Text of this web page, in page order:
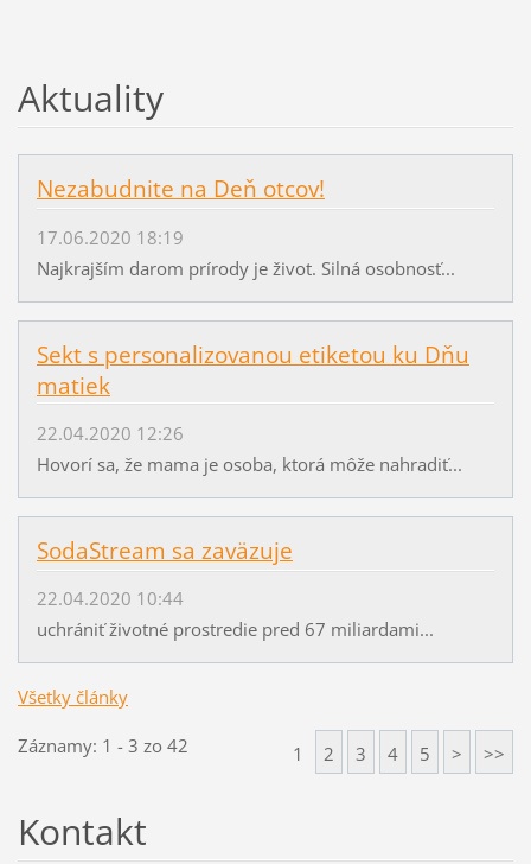
Aktuality
Nezabudnite na Deň otcov!
17.06.2020 18:19
Najkrajším darom prírody je život. Silná osobnosť...
Sekt s personalizovanou etiketou ku Dňu
matiek
22.04.2020 12:26
Hovorí sa, že mama je osoba, ktorá môže nahradiť...
SodaStream sa zaväzuje
22.04.2020 10:44
uchrániť životné prostredie pred 67 miliardami...
Všetky články
Záznamy: 1 - 3 zo 42 1 2 3 4 5 > >>
Kontakt